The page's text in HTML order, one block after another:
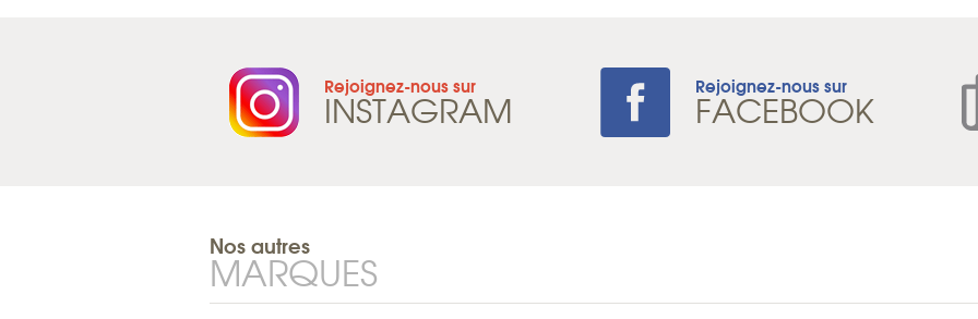
Rejoignez-nous sur
INSTAGRAM Rejoignez-nous sur
FACEBOOK
Nos autres
MARQUES